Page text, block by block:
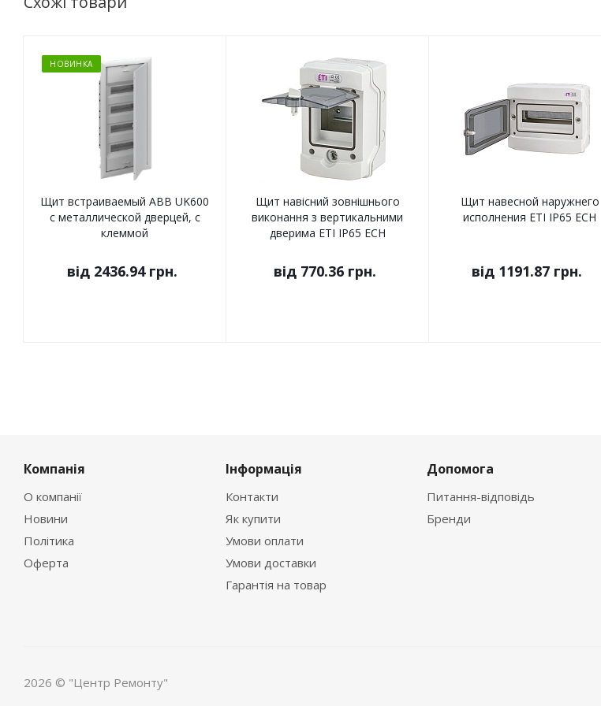
НОВИНКА
Щит встраиваемый ABB UK600
с металлической дверцей, с
клеммой
від 2436.94 грн.
Щит навісний зовнішнього
виконання з вертикальними
дверима ETI IP65 ECH
від 770.36 грн.
Щит навесной наружнего
исполнения ETI IP65 ECH
від 1191.87 грн.
Компанія
О компанії
Новини
Політика
Оферта
Інформація
Контакти
Як купити
Умови оплати
Умови доставки
Гарантія на товар
Допомога
Питання-відповідь
Бренди
2026 © "Центр Ремонту"